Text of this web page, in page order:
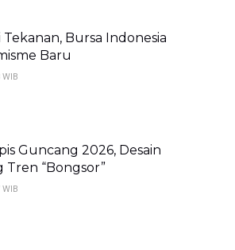
Bursa Indonesia
Baru
Guncang 2026, Desain
“Bongsor”